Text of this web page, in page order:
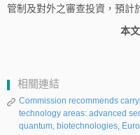
管制及對外之審查投資，預計
本
相關連結
Commission recommends
technology areas: advanced
quantum, biotechnologies,